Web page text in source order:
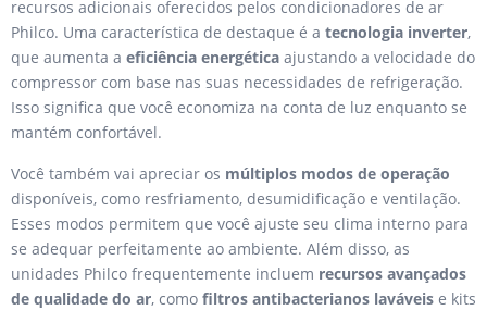
recursos adicionais oferecidos pelos condicionadores de ar
Philco. Uma característica de destaque é a tecnologia inverter,
que aumenta a eficiência energética ajustando a velocidade do
compressor com base nas suas necessidades de refrigeração.
Isso significa que você economiza na conta de luz enquanto se
mantém confortável.
Você também vai apreciar os múltiplos modos de operação
disponíveis, como resfriamento, desumidificação e ventilação.
Esses modos permitem que você ajuste seu clima interno para
se adequar perfeitamente ao ambiente. Além disso, as
unidades Philco frequentemente incluem recursos avançados
de qualidade do ar, como filtros antibacterianos laváveis e kits